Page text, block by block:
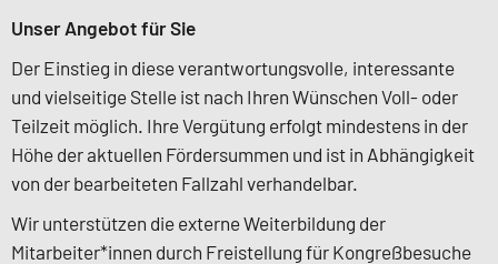
Unser Angebot für Sie
Der Einstieg in diese verantwortungsvolle, interessante
und vielseitige Stelle ist nach Ihren Wünschen Voll- oder
Teilzeit möglich. Ihre Vergütung erfolgt mindestens in der
Höhe der aktuellen Fördersummen und ist in Abhängigkeit
von der bearbeiteten Fallzahl verhandelbar.
Wir unterstützen die externe Weiterbildung der
Mitarbeiter*innen durch Freistellung für Kongreßbesuche